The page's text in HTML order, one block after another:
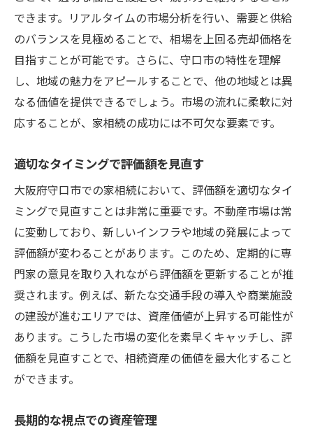
できます。リアルタイムの市場分析を行い、需要と供給
のバランスを見極めることで、相場を上回る売却価格を
目指すことが可能です。さらに、守口市の特性を理解
し、地域の魅力をアピールすることで、他の地域とは異
なる価値を提供できるでしょう。市場の流れに柔軟に対
応することが、家相続の成功には不可欠な要素です。
適切なタイミングで評価額を見直す
大阪府守口市での家相続において、評価額を適切なタイ
ミングで見直すことは非常に重要です。不動産市場は常
に変動しており、新しいインフラや地域の発展によって
評価額が変わることがあります。このため、定期的に専
門家の意見を取り入れながら評価額を更新することが推
奨されます。例えば、新たな交通手段の導入や商業施設
の建設が進むエリアでは、資産価値が上昇する可能性が
あります。こうした市場の変化を素早くキャッチし、評
価額を見直すことで、相続資産の価値を最大化すること
ができます。
長期的な視点での資産管理